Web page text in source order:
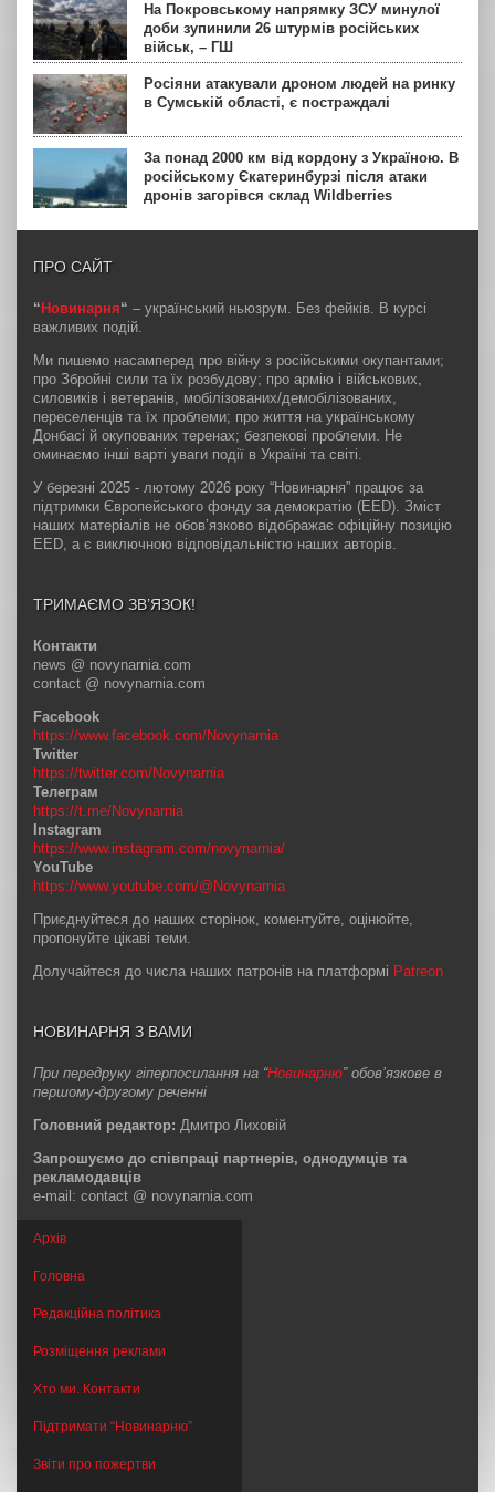
На Покровському напрямку ЗСУ минулої
доби зупинили 26 штурмів російських
військ, – ГШ
Росіяни атакували дроном людей на ринку
в Сумській області, є постраждалі
За понад 2000 км від кордону з Україною. В
російському Єкатеринбурзі після атаки
дронів загорівся склад Wildberries
ПРО САЙТ
“ Новинарня“ – український ньюзрум. Без фейків. В курсі
важливих подій.
Ми пишемо насамперед про війну з російськими окупантами;
про Збройні сили та їх розбудову; про армію і військових,
силовиків і ветеранів, мобілізованих/демобілізованих,
переселенців та їх проблеми; про життя на українському
Донбасі й окупованих теренах; безпекові проблеми. Не
оминаємо інші варті уваги події в Україні та світі.
У березні 2025 - лютому 2026 року “Новинарня” працює за
підтримки Європейського фонду за демократію (EED). Зміст
наших матеріалів не обов’язково відображає офіційну позицію
EED, а є виключною відповідальністю наших авторів.
ТРИМАЄМО ЗВ’ЯЗОК!
Контакти
news @ novynarnia.com
contact @ novynarnia.com
Facebook
https://www.facebook.com/Novynarnia
Twitter
https://twitter.com/Novynarnia
Телеграм
https://t.me/Novynarnia
Instagram
https://www.instagram.com/novynarnia/
YouTube
https://www.youtube.com/@Novynarnia
Приєднуйтеся до наших сторінок, коментуйте, оцінюйте,
пропонуйте цікаві теми.
Долучайтеся до числа наших патронів на платформі Patreon
НОВИНАРНЯ З ВАМИ
При передруку гіперпосилання на “Новинарню” обов’язкове в
першому-другому реченні
Головний редактор: Дмитро Лиховій
Запрошуємо до співпраці партнерів, однодумців та
рекламодавців
e-mail: contact @ novynarnia.com
Архів
Головна
Редакційна політика
Розміщення реклами
Хто ми. Контакти
Підтримати “Новинарню”
Звіти про пожертви